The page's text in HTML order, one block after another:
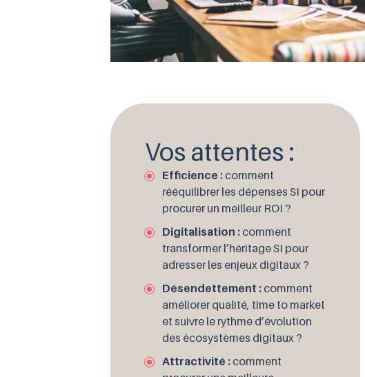
Vos attentes :
Efficience : comment
rééquilibrer les dépenses SI pour
procurer un meilleur ROI ?
Digitalisation : comment
transformer l’héritage SI pour
adresser les enjeux digitaux ?
Désendettement : comment
améliorer qualité, time to market
et suivre le rythme d’évolution
des écosystèmes digitaux ?
Attractivité : comment